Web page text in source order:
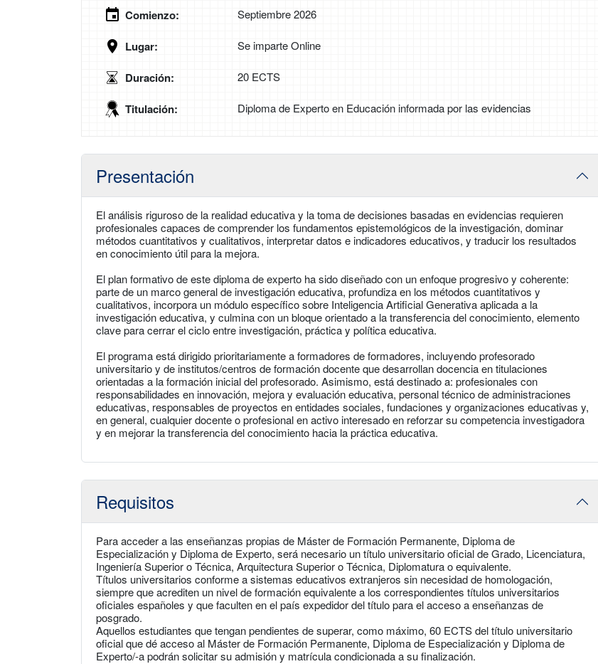
Comienzo: Septiembre 2026
Lugar: Se imparte Online
Duración: 20 ECTS
Titulación: Diploma de Experto en Educación informada por las evidencias
Presentación
El análisis riguroso de la realidad educativa y la toma de decisiones basadas en evidencias requieren
profesionales capaces de comprender los fundamentos epistemológicos de la investigación, dominar
métodos cuantitativos y cualitativos, interpretar datos e indicadores educativos, y traducir los resultados
en conocimiento útil para la mejora.
El plan formativo de este diploma de experto ha sido diseñado con un enfoque progresivo y coherente:
parte de un marco general de investigación educativa, profundiza en los métodos cuantitativos y
cualitativos, incorpora un módulo específico sobre Inteligencia Artificial Generativa aplicada a la
investigación educativa, y culmina con un bloque orientado a la transferencia del conocimiento, elemento
clave para cerrar el ciclo entre investigación, práctica y política educativa.
El programa está dirigido prioritariamente a formadores de formadores, incluyendo profesorado
universitario y de institutos/centros de formación docente que desarrollan docencia en titulaciones
orientadas a la formación inicial del profesorado. Asimismo, está destinado a: profesionales con
responsabilidades en innovación, mejora y evaluación educativa, personal técnico de administraciones
educativas, responsables de proyectos en entidades sociales, fundaciones y organizaciones educativas y,
en general, cualquier docente o profesional en activo interesado en reforzar su competencia investigadora
y en mejorar la transferencia del conocimiento hacia la práctica educativa.
Requisitos
Para acceder a las enseñanzas propias de Máster de Formación Permanente, Diploma de
Especialización y Diploma de Experto, será necesario un título universitario oficial de Grado, Licenciatura,
Ingeniería Superior o Técnica, Arquitectura Superior o Técnica, Diplomatura o equivalente.
Títulos universitarios conforme a sistemas educativos extranjeros sin necesidad de homologación,
siempre que acrediten un nivel de formación equivalente a los correspondientes títulos universitarios
oficiales españoles y que faculten en el país expedidor del título para el acceso a enseñanzas de
posgrado.
Aquellos estudiantes que tengan pendientes de superar, como máximo, 60 ECTS del título universitario
oficial que dé acceso al Máster de Formación Permanente, Diploma de Especialización y Diploma de
Experto/-a podrán solicitar su admisión y matrícula condicionada a su finalización.